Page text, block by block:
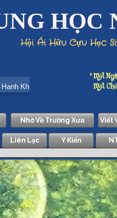
HỌC
Hội Ái Hữu Cựu Học
" Một
Một
Nhớ Về Trường Xưa Viết
Liên Lạc Ý Kiến